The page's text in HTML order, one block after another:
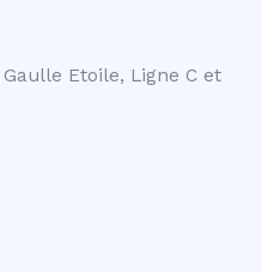
Etoile, Ligne C et